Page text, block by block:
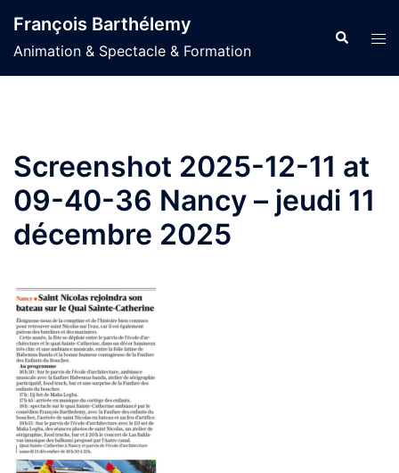
au
contenu
François Barthélemy
Animation & Spectacle & Formation
Screenshot 2025-12-11 at
09-40-36 Nancy – jeudi 11
décembre 2025